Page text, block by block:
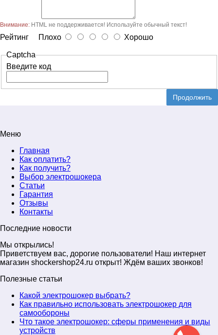
Внимание: HTML не поддерживается! Используйте обычный текст!
Рейтинг Плохо Хорошо
Captcha
Введите код
Продолжить
Меню
Главная
Как оплатить?
Как получить?
Выбор электрошокера
Статьи
Гарантия
Отзывы
Контакты
Последние новости
Мы открылись!
Приветствуем вас, дорогие пользователи! Наш интернет
магазин shockershop24.ru открыт! Ждём ваших звонков!
Полезные статьи
Какой электрошокер выбрать?
Как правильно использовать электрошокер для
самообороны
Что такое электрошокер: сферы применения и виды
устройств